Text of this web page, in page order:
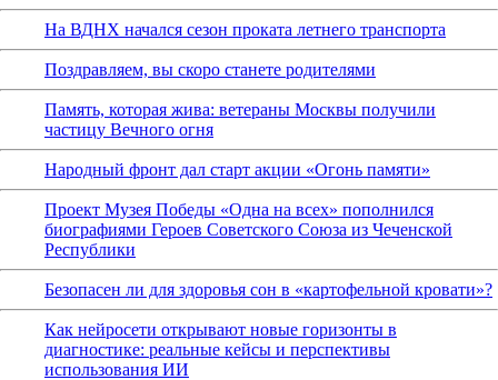
На ВДНХ начался сезон проката летнего транспорта
Поздравляем, вы скоро станете родителями
Память, которая жива: ветераны Москвы получили
частицу Вечного огня
Народный фронт дал старт акции «Огонь памяти»
Проект Музея Победы «Одна на всех» пополнился
биографиями Героев Советского Союза из Чеченской
Республики
Безопасен ли для здоровья сон в «картофельной кровати»?
Как нейросети открывают новые горизонты в
диагностике: реальные кейсы и перспективы
использования ИИ